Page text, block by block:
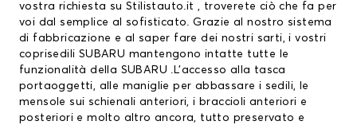
vostra richiesta su Stilistauto.it , troverete ciò che fa per
voi dal semplice al sofisticato. Grazie al nostro sistema
di fabbricazione e al saper fare dei nostri sarti, i vostri
coprisedili SUBARU mantengono intatte tutte le
funzionalità della SUBARU .L’accesso alla tasca
portaoggetti, alle maniglie per abbassare i sedili, le
mensole sui schienali anteriori, i braccioli anteriori e
posteriori e molto altro ancora, tutto preservato e